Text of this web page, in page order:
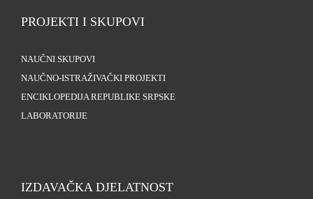
PROJEKTI I SKUPOVI
NAUČNI SKUPOVI
NAUČNO-ISTRAŽIVAČKI PROJEKTI
ENCIKLOPEDIJA REPUBLIKE SRPSKE
LABORATORIJE
IZDAVAČKA DJELATNOST